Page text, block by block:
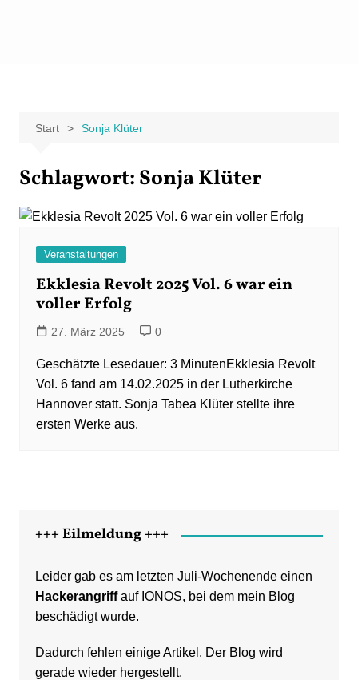
Start Sonja Klüter
Schlagwort:Sonja Klüter
Veranstaltungen
Ekklesia Revolt 2025 Vol. 6 war ein
voller Erfolg
27. März 2025 0
Ekklesia Revolt
Vol. 6 fand am 14.02.2025 in der Lutherkirche
Hannover statt. Sonja Tabea Klüter stellte ihre
ersten Werke aus.
+++ Eilmeldung +++
Leider gab es am letzten Juli-Wochenende einen
Hackerangriffauf IONOS, bei dem mein Blog
beschädigt wurde.
Dadurch fehlen einige Artikel. Der Blog wird
gerade wieder hergestellt.